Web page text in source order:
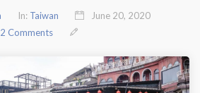
In: Taiwan
June 20, 2020
2 Comments